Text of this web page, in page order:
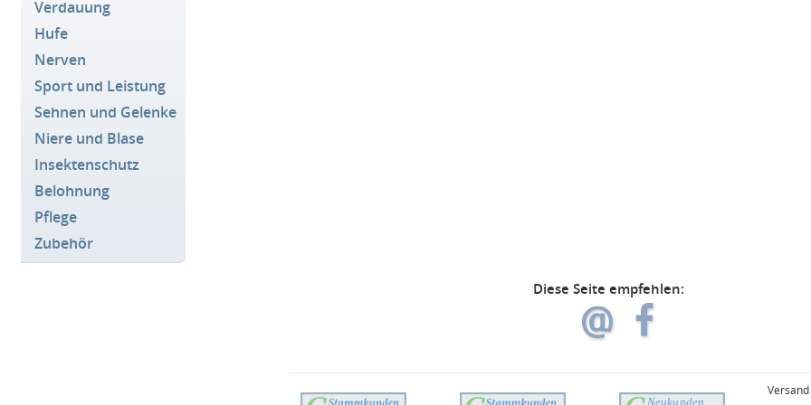
Verdauung
Hufe
Nerven
Sport und Leistung
Sehnen und Gelenke
Niere und Blase
Insektenschutz
Belohnung
Pflege
Zubehör
Diese Seite empfehlen: